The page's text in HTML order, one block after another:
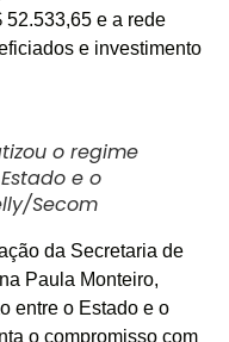
52.533,65 e a rede
e investimento
o regime
e o
Secom
da Secretaria de
Paula Monteiro,
entre o Estado e o
o compromisso com